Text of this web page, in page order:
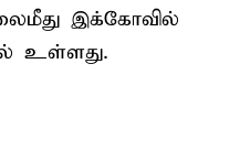
இக்கோவில்
உள்ளது.